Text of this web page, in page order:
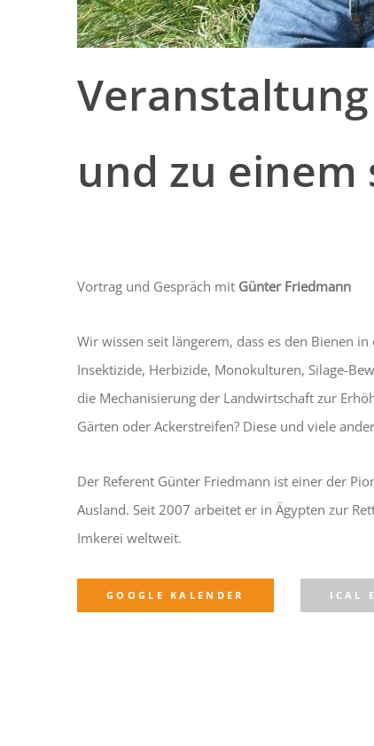
und zu
Vortrag und Gespräch mit Günter Friedmann
Wir wissen seit längerem, dass es den Bienen
Insektizide, Herbizide, Monokulturen, Silage-
die Mechanisierung der Landwirtschaft zur
Gärten oder Ackerstreifen? Diese und viele
Der Referent Günter Friedmann ist einer der
Ausland. Seit 2007 arbeitet er in Ägypten zur
Imkerei weltweit.
GOOGLE KALENDER ICAL